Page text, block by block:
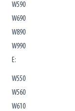
W590
W690
W890
W990
E:
W550
W560
W610